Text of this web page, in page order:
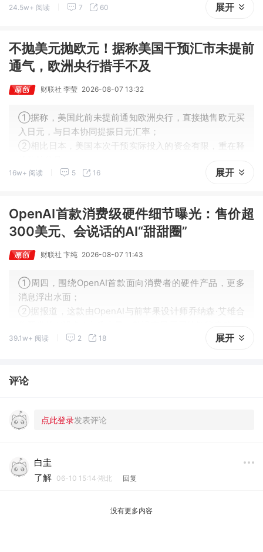
安全风险，现有治理框架不足，需在多环节建立监管机
24.5w+ 阅读 7 60 展开
不抛美元抛欧元！据称美国干预汇市未提前
通气，欧洲央行措手不及
财联社 李莹 2026-08-07 13:32
①据称，美国此前未提前通知欧洲央行，直接抛售欧元买
入日元，与日本协同提振日元汇率；
②相比日本，美国本次干预实际投入的资金有限，重在释
③业内认为，外汇政策正越来越多地和地缘政治交织在一
16w+ 阅读 5 16 展开
OpenAI首款消费级硬件细节曝光：售价超
300美元、会说话的AI“甜甜圈”
财联社 卞纯 2026-08-07 11:43
①周四，围绕OpenAI首款面向消费者的硬件产品，更多
消息浮出水面；
②据报道，这款由OpenAI与前苹果设计师乔纳森·艾维合
外形类似甜甜圈，预计将于2027年上市，售价在300至40
39.1w+ 阅读 2 18 展开
评论
白圭
了解 06-10 15:14·湖北 回复
没有更多内容